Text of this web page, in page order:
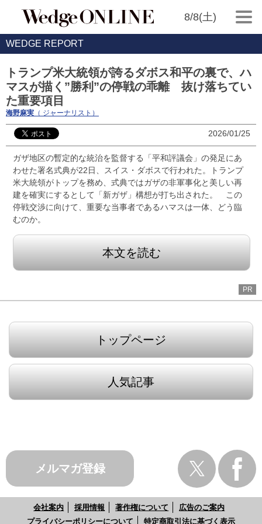
8/8(土)
WEDGE REPORT
トランプ米大統領が誇るダボス和平の裏で、ハ
マスが描く”勝利”の停戦の乖離 抜け落ちてい
た重要項目
海野麻実 （ ジャーナリスト）
2026/01/25
ガザ地区の暫定的な統治を監督する「平和評議会」の発足にあ
わせた署名式典が22日、スイス・ダボスで行われた。トランプ
米大統領がトップを務め、式典ではガザの非軍事化と美しい再
建を確実にするとして「新ガザ」構想が打ち出された。 この
停戦交渉に向けて、重要な当事者であるハマスは一体、どう臨
むのか。
本文を読む
PR
トップページ
人気記事
メルマガ登録
会社案内 採用情報 著作権について
広告のご案内
プライバシーポリシーについて
特定商取引法に基づく表示